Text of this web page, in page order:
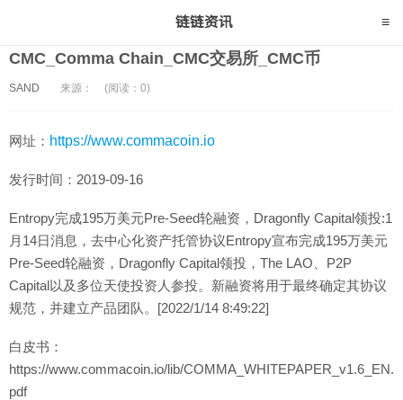
CMC_Comma Chain_CMC交易所_CMC币
SAND 来源： (阅读：0)
网址： https://www.commacoin.io
发行时间：2019-09-16
Entropy完成195万美元Pre-Seed轮融资，Dragonfly Capital领投:1
月14日消息，去中心化资产托管协议Entropy宣布完成195万美元
Pre-Seed轮融资，Dragonfly Capital领投，The LAO、P2P
Capital以及多位天使投资人参投。新融资将用于最终确定其协议
规范，并建立产品团队。[2022/1/14 8:49:22]
白皮书：
https://www.commacoin.io/lib/COMMA_WHITEPAPER_v1.6_EN.
pdf